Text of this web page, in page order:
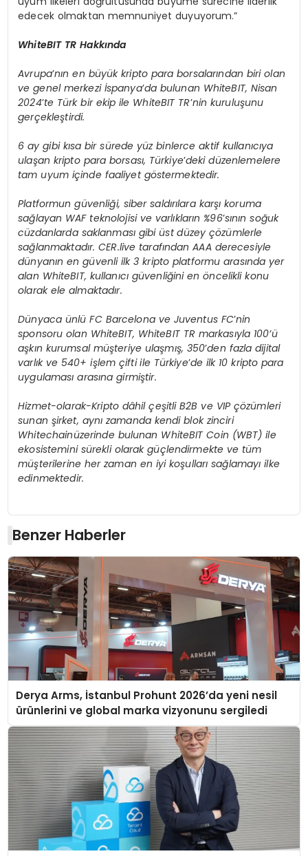
edecek olmaktan memnuniyet duyuyorum.”
WhiteBIT TR Hakkında
Avrupa’nın en büyük kripto para borsalarından biri olan
ve genel merkezi İspanya’da bulunan WhiteBIT, Nisan
2024’te Türk bir ekip ile WhiteBIT TR’nin kuruluşunu
gerçekleştirdi.
6 ay gibi kısa bir sürede yüz binlerce aktif kullanıcıya
ulaşan kripto para borsası, Türkiye’deki düzenlemelere
tam uyum içinde faaliyet göstermektedir.
Platformun güvenliği, siber saldırılara karşı koruma
sağlayan WAF teknolojisi ve varlıkların %96’sının soğuk
cüzdanlarda saklanması gibi üst düzey çözümlerle
sağlanmaktadır. CER.live tarafından AAA derecesiyle
dünyanın en güvenli ilk 3 kripto platformu arasında yer
alan WhiteBIT, kullanıcı güvenliğini enöncelikli konu
olarak ele almaktadır.
Dünyaca ünlüFC Barcelona ve Juventus FC’nin
sponsoru olan WhiteBIT, WhiteBIT TR markasıyla 100’ü
aşkın kurumsal müşteriye ulaşmış, 350’den fazla dijital
varlık ve 540+ işlem çifti ile Türkiye’de ilk 10 kripto para
uygulaması arasına girmiştir.
Hizmet-olarak-Kripto dâhil çeşitli B2B ve VIP çözümleri
sunan şirket, aynı zamanda kendi blok zinciri
Whitechainüzerinde bulunan WhiteBIT Coin (WBT) ile
ekosistemini sürekli olarak güçlendirmekte ve tüm
müşterilerine her zaman en iyi koşulları sağlamayı ilke
edinmektedir.
Benzer Haberler
Derya Arms, İstanbul Prohunt 2026’da yeni nesil
ürünlerini ve global marka vizyonunu sergiledi